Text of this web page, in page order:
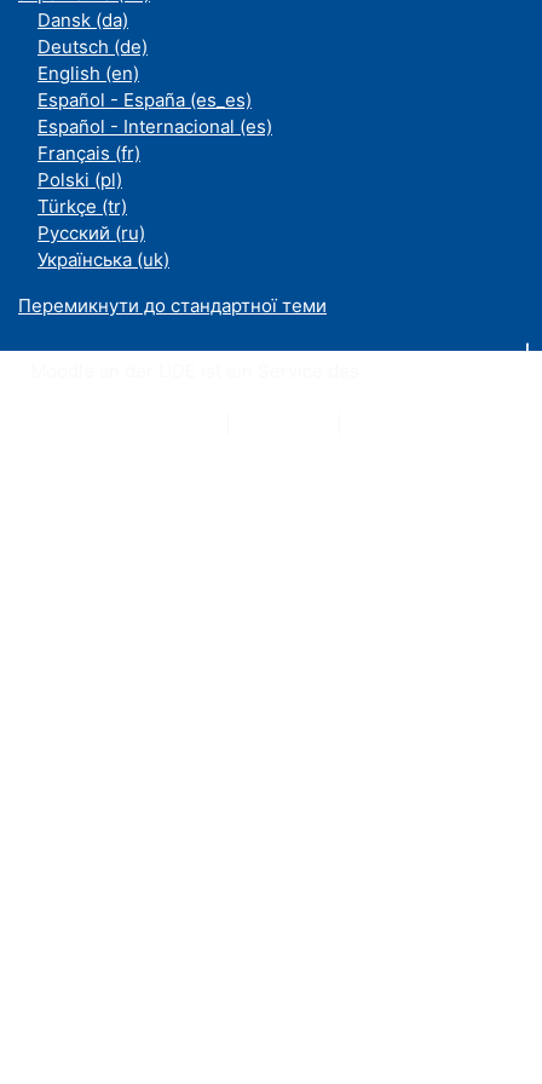
Dansk ‎(da)‎
Deutsch ‎(de)‎
English ‎(en)‎
Español - España ‎(es_es)‎
Español - Internacional ‎(es)‎
Français ‎(fr)‎
Polski ‎(pl)‎
Türkçe ‎(tr)‎
Русский ‎(ru)‎
Українська ‎(uk)‎
Перемикнути до стандартної теми